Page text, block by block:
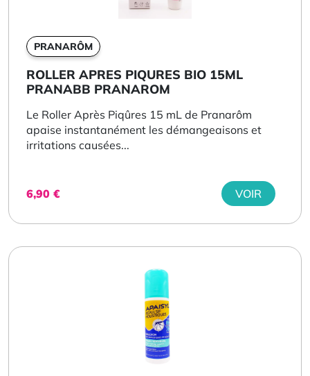
PRANARÔM
ROLLER APRES PIQURES BIO 15ML
PRANABB PRANAROM
Le Roller Après Piqûres 15 mL de Pranarôm
apaise instantanément les démangeaisons et
irritations causées...
6,90 € VOIR